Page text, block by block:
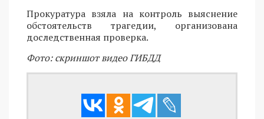
Прокуратура взяла на контроль выяснение
обстоятельств трагедии, организована
доследственная проверка.
Фото: скриншот видео ГИБДД